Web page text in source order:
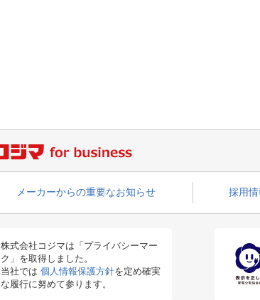
メーカーからの重要なお知らせ 採用情
株式会社コジマは「プライバシーマー
ク」を取得しました。
当社では 個人情報保護方針を定め確実
な履行に努めて参ります。